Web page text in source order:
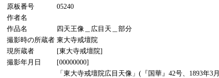
原板番号
05240
作者名
作品名
四天王像＿広目天＿部分
撮影時の所蔵者 東大寺戒壇院
現所蔵者
[東大寺戒壇院]
撮影年月日
[00000000]
「東大寺戒壇院広目天像」(『国華』42号、1893年